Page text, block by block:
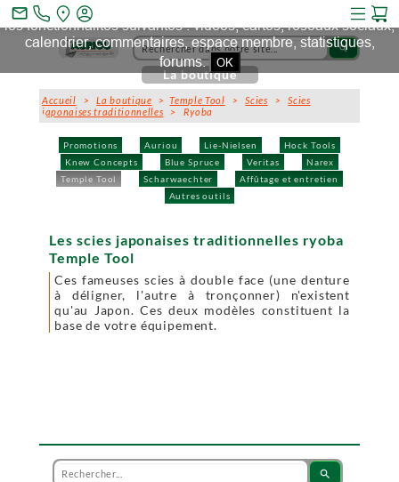
search
Promotions Auriou Lie-Nielsen
Hock Tools
Knew Concepts
Blue Spruce Veritas
Narex
Temple Tool
Scharwaechter
Affûtage et entretien
Autres outils
La boutique
Accueil >La boutique >Temple Tool >Scies >Scies
japonaises traditionnelles > Ryoba
Les scies japonaises traditionnelles ryoba
Temple Tool
Ces fameuses scies à double face (une denture
à déligner, l'autre à tronçonner) n'existent
qu'au Japon. Ces deux modèles constituent la
base de votre équipement.
search
mail_outline
Ce site et des sites tiers qu'il utilise collectent des cookies pour
les fonctionnalités suivantes : vidéos, cartes, réseaux sociaux,
calendrier, commentaires, espace membre, statistiques,
forums. OK